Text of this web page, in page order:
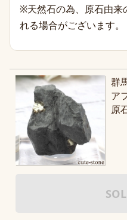
※天然石の為、原石由来
れる場合がございます。
群
ア
原